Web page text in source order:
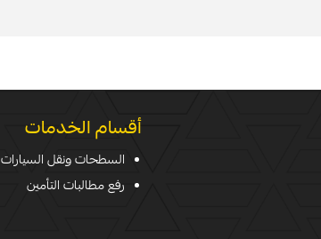
أقسام الخدمات
السطحات ونقل السيارات
رفع مطالبات التأمين